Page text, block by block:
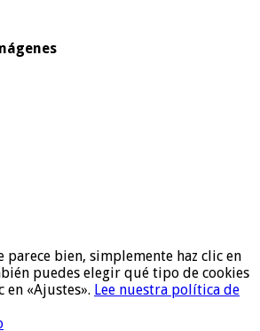
parece bien, simplemente haz clic en
puedes elegir qué tipo de cookies
«Ajustes». Lee nuestra política de